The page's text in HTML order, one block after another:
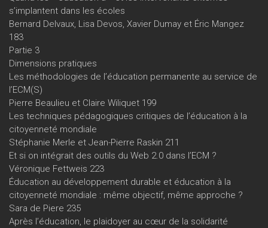
s’implantent dans les écoles
Bernard Delvaux, Lisa Devos, Xavier Dumay et Éric Mangez
183
Partie 3
Dimensions pratiques
Les méthodologies de l’éducation permanente au service de
l’ECM(S)
Pierre Beaulieu et Claire Wiliquet 199
Les techniques pédagogiques critiques de l’éducation à la
citoyenneté mondiale
Stéphanie Merle et Jean-Pierre Raskin 211
Et si on intégrait des outils du Web 2.0 dans l’ECM ?
Véronique Fettweis 223
Éducation au développement durable et éducation à la
citoyenneté mondiale : même objectif, même approche ?
Sara de Piere 235
Après l’éducation, le plaidoyer au cœur de la solidarité